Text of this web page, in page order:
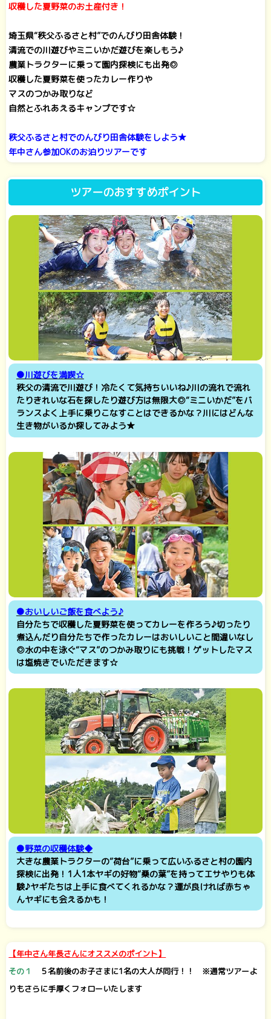
収穫した夏野菜のお土産付き！
埼玉県“秩父ふるさと村”でのんびり田舎体験！
清流での川遊びやミニいかだ遊びを楽しもう♪
農業トラクターに乗って園内探検にも出発◎
収穫した夏野菜を使ったカレー作りや
マスのつかみ取りなど
自然とふれあえるキャンプです☆
秩父ふるさと村でのんびり田舎体験をしよう★
年中さん参加OKのお泊りツアーです
ツアーのおすすめポイント
●川遊びを満喫☆
秩父の清流で川遊び！冷たくて気持ちいいね♪川の流れで流れ
たりきれいな石を探したり遊び方は無限大◎“ミニいかだ”をバ
ランスよく上手に乗りこなすことはできるかな？川にはどんな
生き物がいるか探してみよう★
●おいしいご飯を食べよう♪
自分たちで収穫した夏野菜を使ってカレーを作ろう♪切ったり
煮込んだり自分たちで作ったカレーはおいしいこと間違いなし
◎水の中を泳ぐ“マス”のつかみ取りにも挑戦！ゲットしたマス
は塩焼きでいただきます☆
●野菜の収穫体験◆
大きな農業トラクターの“荷台”に乗って広いふるさと村の園内
探検に出発！1人1本ヤギの好物“桑の葉”を持ってエサやりも体
験♪ヤギたちは上手に食べてくれるかな？運が良ければ赤ちゃ
んヤギにも会えるかも！
【年中さん年長さんにオススメのポイント】
その１
５名前後のお子さまに1名の大人が同行！！ ※通常ツアーよ
りもさらに手厚くフォローいたします